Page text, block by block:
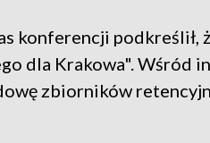
konferencji
dla Krakowa". Wśród
zbiorników